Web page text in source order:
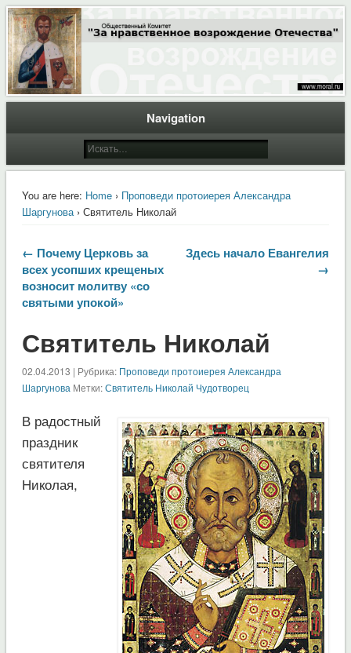
Moral.Ru
Общественный Комитет "За нравственное возрождение Отечества"
Navigation
You are here: Home› Проповеди протоиерея Александра
Шаргунова› Святитель Николай
← Почему Церковь за
всех усопших крещеных
возносит молитву «со
святыми упокой»
Здесь начало Евангелия
→
Святитель Николай
02.04.2013 | Рубрика: Проповеди протоиерея Александра
Шаргунова Метки:Святитель Николай Чудотворец
В радостный
праздник
святителя
Николая,